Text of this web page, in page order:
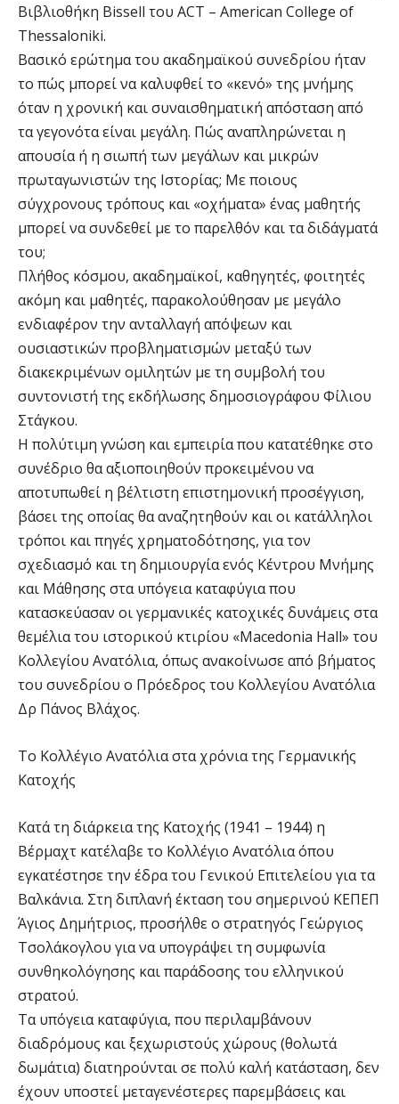
Βιβλιοθήκη Bissell του ACT – American College of
Thessaloniki.
Βασικό ερώτημα του ακαδημαϊκού συνεδρίου ήταν
το πώς μπορεί να καλυφθεί το «κενό» της μνήμης
όταν η χρονική και συναισθηματική απόσταση από
τα γεγονότα είναι μεγάλη. Πώς αναπληρώνεται η
απουσία ή η σιωπή των μεγάλων και μικρών
πρωταγωνιστών της Ιστορίας; Με ποιους
σύγχρονους τρόπους και «οχήματα» ένας μαθητής
μπορεί να συνδεθεί με το παρελθόν και τα διδάγματά
του;
Πλήθος κόσμου, ακαδημαϊκοί, καθηγητές, φοιτητές
ακόμη και μαθητές, παρακολούθησαν με μεγάλο
ενδιαφέρον την ανταλλαγή απόψεων και
ουσιαστικών προβληματισμών μεταξύ των
διακεκριμένων ομιλητών με τη συμβολή του
συντονιστή της εκδήλωσης δημοσιογράφου Φίλιου
Στάγκου.
Η πολύτιμη γνώση και εμπειρία που κατατέθηκε στο
συνέδριο θα αξιοποιηθούν προκειμένου να
αποτυπωθεί η βέλτιστη επιστημονική προσέγγιση,
βάσει της οποίας θα αναζητηθούν και οι κατάλληλοι
τρόποι και πηγές χρηματοδότησης, για τον
σχεδιασμό και τη δημιουργία ενός Κέντρου Μνήμης
και Μάθησης στα υπόγεια καταφύγια που
κατασκεύασαν οι γερμανικές κατοχικές δυνάμεις στα
θεμέλια του ιστορικού κτιρίου «Macedonia Hall» του
Κολλεγίου Ανατόλια, όπως ανακοίνωσε από βήματος
του συνεδρίου ο Πρόεδρος του Κολλεγίου Ανατόλια
Δρ Πάνος Βλάχος.
Το Κολλέγιο Ανατόλια στα χρόνια της Γερμανικής
Κατοχής
Κατά τη διάρκεια της Κατοχής (1941 – 1944) η
Βέρμαχτ κατέλαβε το Κολλέγιο Ανατόλια όπου
εγκατέστησε την έδρα του Γενικού Επιτελείου για τα
Βαλκάνια. Στη διπλανή έκταση του σημερινού ΚΕΠΕΠ
Άγιος Δημήτριος, προσήλθε ο στρατηγός Γεώργιος
Τσολάκογλου για να υπογράψει τη συμφωνία
συνθηκολόγησης και παράδοσης του ελληνικού
στρατού.
Τα υπόγεια καταφύγια, που περιλαμβάνουν
διαδρόμους και ξεχωριστούς χώρους (θολωτά
δωμάτια) διατηρούνται σε πολύ καλή κατάσταση, δεν
έχουν υποστεί μεταγενέστερες παρεμβάσεις και